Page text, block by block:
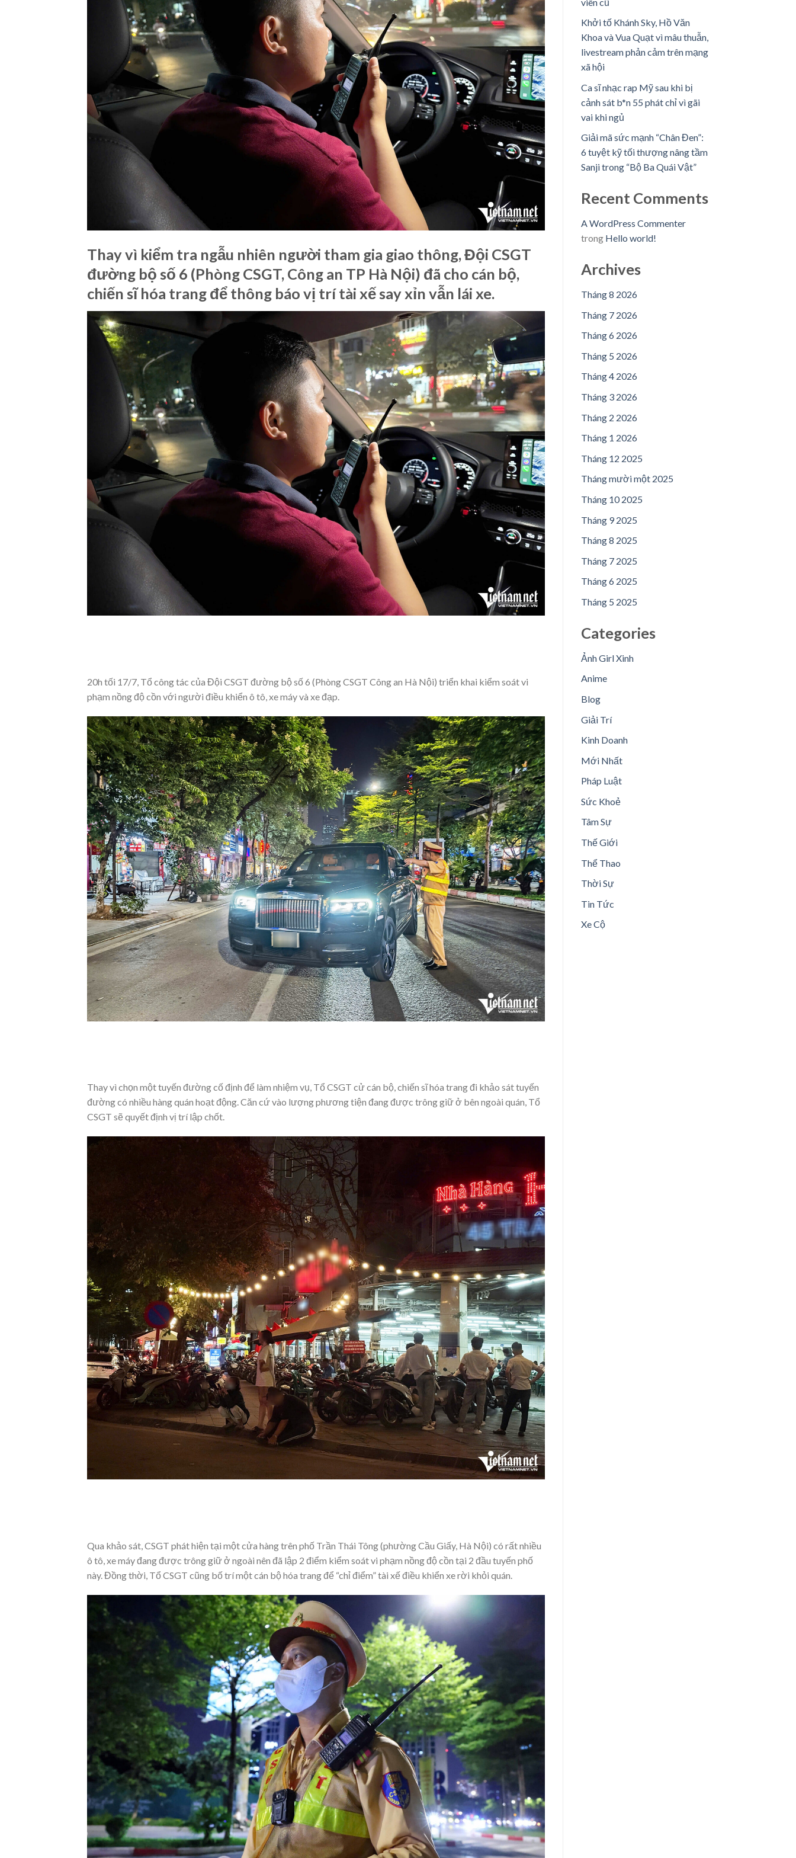
Thay vì kiểm tra ngẫu nhiên người tham gia giao thông, Đội CSGT
đường bộ số 6 (Phòng CSGT, Công an TP Hà Nội) đã cho cán bộ,
chiến sĩ hóa trang để thông báo vị trí tài xế say xỉn vẫn lái xe.
20h tối 17/7, Tổ công tác của Đội CSGT đường bộ số 6 (Phòng CSGT Công an Hà Nội) triển khai kiểm soát vi
phạm nồng độ cồn với người điều khiển ô tô, xe máy và xe đạp.
Thay vì chọn một tuyến đường cố định để làm nhiệm vụ, Tổ CSGT cử cán bộ, chiến sĩ hóa trang đi khảo sát tuyến
đường có nhiều hàng quán hoạt động. Căn cứ vào lượng phương tiện đang được trông giữ ở bên ngoài quán, Tổ
CSGT sẽ quyết định vị trí lập chốt.
Qua khảo sát, CSGT phát hiện tại một cửa hàng trên phố Trần Thái Tông (phường Cầu Giấy, Hà Nội) có rất nhiều
ô tô, xe máy đang được trông giữ ở ngoài nên đã lập 2 điểm kiểm soát vi phạm nồng độ cồn tại 2 đầu tuyến phố
này. Đồng thời, Tổ CSGT cũng bố trí một cán bộ hóa trang để “chỉ điểm” tài xế điều khiển xe rời khỏi quán.
Khởi tố Khánh Sky, Hồ Văn
Khoa và Vua Quạt vì mâu thuẫn,
livestream phản cảm trên mạng
xã hội
Ca sĩ nhạc rap Mỹ sau khi bị
cảnh sát b*n 55 phát chỉ vì gãi
vai khi ngủ
Giải mã sức mạnh “Chân Đen”:
6 tuyệt kỹ tối thượng nâng tầm
Sanji trong “Bộ Ba Quái Vật”
Recent Comments
A WordPress Commenter
trong Hello world!
Archives
Tháng 8 2026
Tháng 7 2026
Tháng 6 2026
Tháng 5 2026
Tháng 4 2026
Tháng 3 2026
Tháng 2 2026
Tháng 1 2026
Tháng 12 2025
Tháng mười một 2025
Tháng 10 2025
Tháng 9 2025
Tháng 8 2025
Tháng 7 2025
Tháng 6 2025
Tháng 5 2025
Categories
Ảnh Girl Xinh
Anime
Blog
Giải Trí
Kinh Doanh
Mới Nhất
Pháp Luật
Sức Khoẻ
Tâm Sự
Thế Giới
Thể Thao
Thời Sự
Tin Tức
Xe Cộ